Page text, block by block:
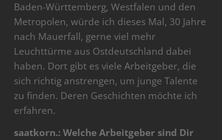
Baden-Württemberg, Westfalen und den
Metropolen, würde ich dieses Mal, 30 Jahre
nach Mauerfall, gerne viel mehr
Leuchttürme aus Ostdeutschland dabei
haben. Dort gibt es viele Arbeitgeber, die
sich richtig anstrengen, um junge Talente
zu finden. Deren Geschichten möchte ich
erfahren.
saatkorn.: Welche Arbeitgeber sind Dir